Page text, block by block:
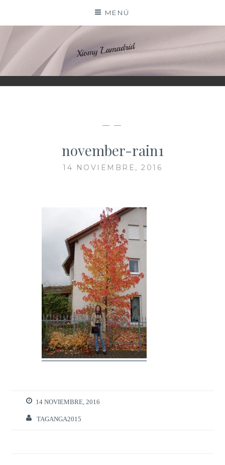
contenido
MENÚ
XIOMY LAMADRID
— —
november-rain1
14 NOVIEMBRE, 2016
14 NOVIEMBRE, 2016
TAGANGA2015